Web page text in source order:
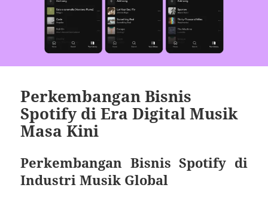
Perkembangan Bisnis
Spotify di Era Digital Musik
Masa Kini
Perkembangan Bisnis Spotify di
Industri Musik Global